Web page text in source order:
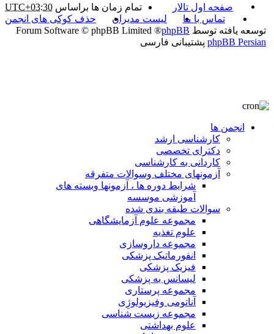
صفحه اول تالار تمام زمان ها براساس UTC+03:30
حذف کوکی های انجمن
لیست مدیران
تماس با ما
توسعه یافته توسط phpBB
® Forum Software © phpBB Limited
phpBB Persian پشتیبانی فارسی
انجمن ها
کارشناسی ارشد
دکترای تخصصی
کاردانی به کارشناسی
آزمونهای مختلف وسوالات متفرقه
شرایط دوره ها ، آزمونها وبسته های
آموزشی موسسه
سوالات طبقه بندی شده
مجموعه علوم آزمایشگاهی
علوم تغذیه
مجموعه داروسازی
انفورماتیک پزشکی
فیزیک پزشکی
لیسانس به پزشکی
مجموعه پرستاری
آناتومی وفیزیولوژِی
مجموعه زیست شناسی
علوم بهداشتی